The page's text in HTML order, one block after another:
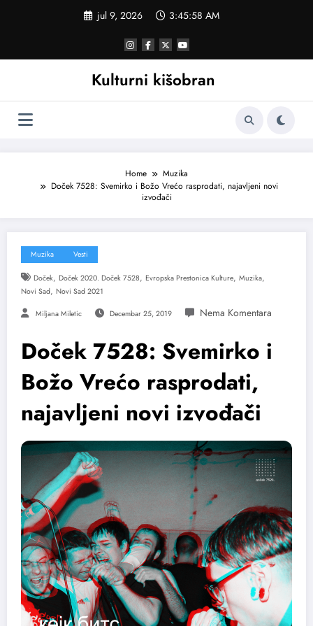
jul 9, 2026 3:45:58 AM
Kulturni kišobran
Home
Muzika
Doček 7528: Svemirko i Božo Vrećo rasprodati, najavljeni novi
izvođači
Muzika Vesti
Doček, Doček 2020. Doček 7528, Evropska Prestonica Kulture, Muzika,
Novi Sad, Novi Sad 2021
Miljana Miletic Decembar 25, 2019
Doček 7528: Svemirko i
Božo Vrećo rasprodati,
najavljeni novi izvođači